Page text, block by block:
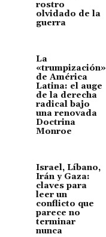
rostro
olvidado de la
guerra
La
«trumpización»
de América
Latina: el auge
de la derecha
radical bajo
una renovada
Doctrina
Monroe
Israel, Líbano,
Irán y Gaza:
claves para
leer un
conflicto que
parece no
terminar
nunca